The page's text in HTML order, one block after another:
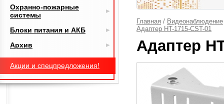
Главная / Видеонаблюдение
Адаптер HT-1715-CST-01
Адаптер
Охранно-пожарные
системы
Блоки питания и АКБ
Архив
Акции и спецпредложения!